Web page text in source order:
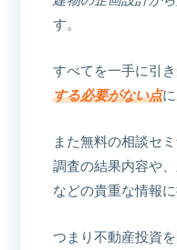
す。
すべてを一手に引
する必要がない点
また無料の相談セ
調査の結果内容や
などの貴重な情報
つまり不動産投資